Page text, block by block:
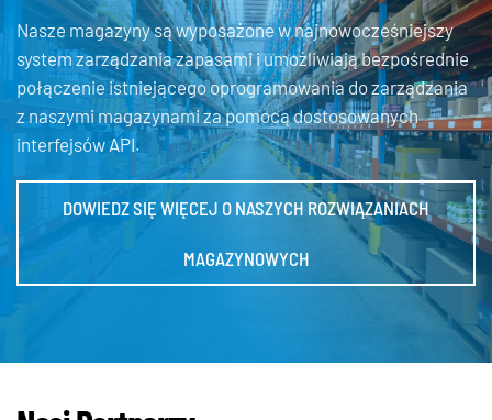
Nasze magazyny są wyposażone w najnowocześniejszy
system zarządzania zapasami i umożliwiają bezpośrednie
połączenie istniejącego oprogramowania do zarządzania
z naszymi magazynami za pomocą dostosowanych
interfejsów API.
DOWIEDZ SIĘ WIĘCEJ O NASZYCH ROZWIĄZANIACH
MAGAZYNOWYCH